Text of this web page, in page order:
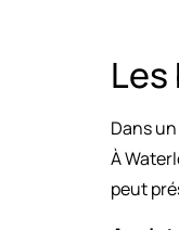
Dans
À
peut